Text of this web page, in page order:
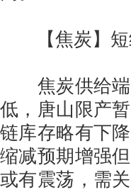
【焦炭】短
焦炭供给端
低，唐山限产
链库存略有下
缩减预期增强
或有震荡，需